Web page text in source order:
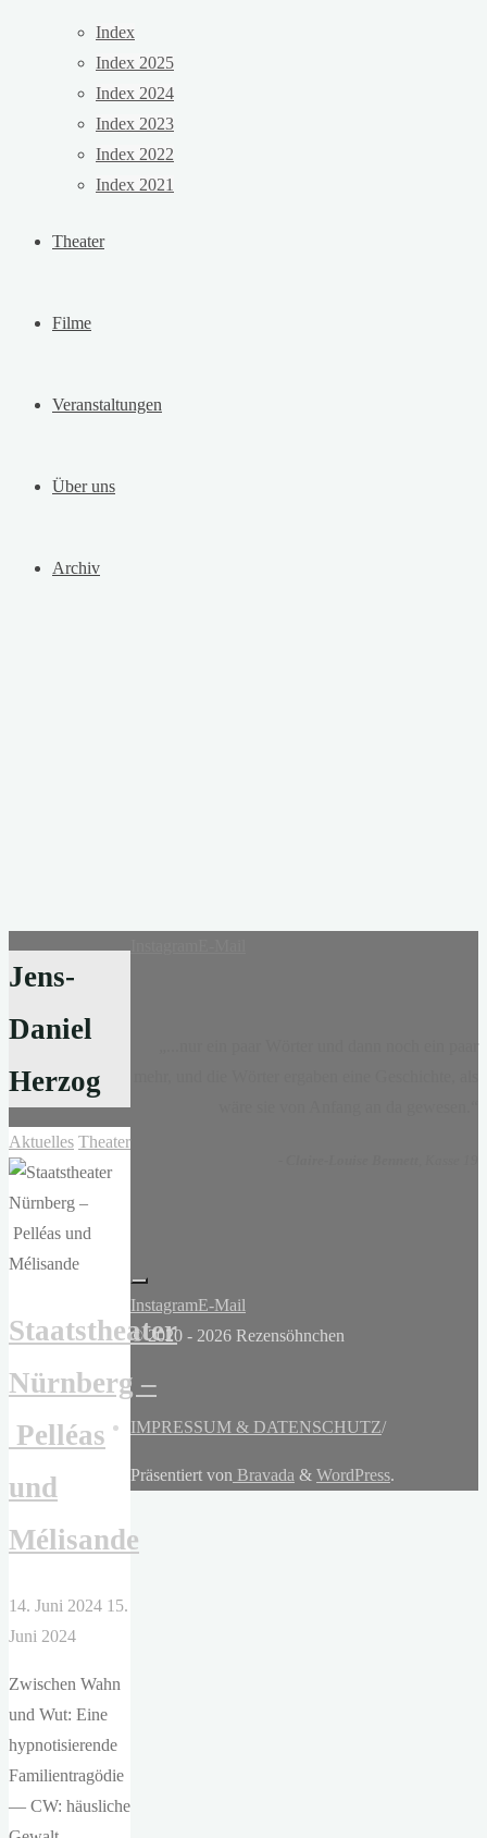
Index
Index 2025
Index 2024
Index 2023
Index 2022
Index 2021
Theater
Filme
Veranstaltungen
Über uns
Archiv
Jens-
Daniel
Herzog
Aktuelles Theater
Staatstheater
Nürnberg –
Pelléas
und
Mélisande
14. Juni 2024 15.
Juni 2024
Zwischen Wahn
und Wut: Eine
hypnotisierende
Familientragödie
— CW: häusliche
InstagramE-Mail
© 2020 - 2026 Rezensöhnchen
IMPRESSUM & DATENSCHUTZ/
Präsentiert von Bravada & WordPress.